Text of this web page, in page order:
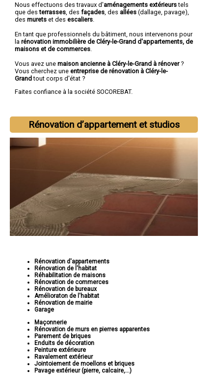
Nous effectuons des travaux d'aménagements extérieurstels
que desterrasses , des façades , des allées (dallage, pavage),
des murets et des escaliers
En tant que professionnels du bâtiment, nous intervenons pour
la rénovation immobilière de Cléry-le-Grand d'appartements, de
maisons et de commerces
Vous avez une maison ancienne à Cléry-le-Grand à rénover?
Vous cherchez une entreprise de rénovation à Cléry-le-
Grandtout corps d'état ?
Faites confiance à la société SOCOREBAT.
Rénovation d’appartement et studios
Rénovation d'appartements
Rénovation de l'habitat
Réhabilitation de maisons
Rénovation de commerces
Rénovation de bureaux
Amélioraton de l'habitat
Rénovation de mairie
Garage
Maçonnerie
Rénovation de murs en pierres apparentes
Parement de briques
Enduits de décoration
Peinture extérieure
Ravalement extérieur
Jointoiement de moellons et briques
Pavage extérieur (pierre, calcaire,...)